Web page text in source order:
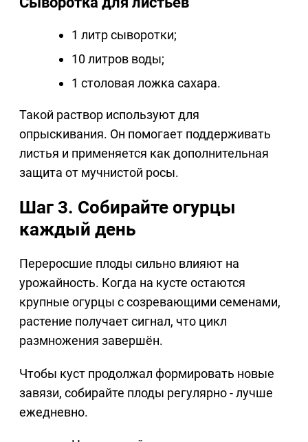
1 литр сыворотки;
10 литров воды;
1 столовая ложка сахара.
Такой раствор используют для
опрыскивания. Он помогает поддерживать
листья и применяется как дополнительная
защита от мучнистой росы.
Шаг 3. Собирайте огурцы
каждый день
Переросшие плоды сильно влияют на
урожайность. Когда на кусте остаются
крупные огурцы с созревающими семенами,
растение получает сигнал, что цикл
размножения завершён.
Чтобы куст продолжал формировать новые
завязи, собирайте плоды регулярно - лучше
ежедневно.